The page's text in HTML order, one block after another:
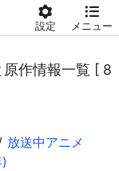
設定 メニュー
原作情報一覧 [ 8
放送中アニメ